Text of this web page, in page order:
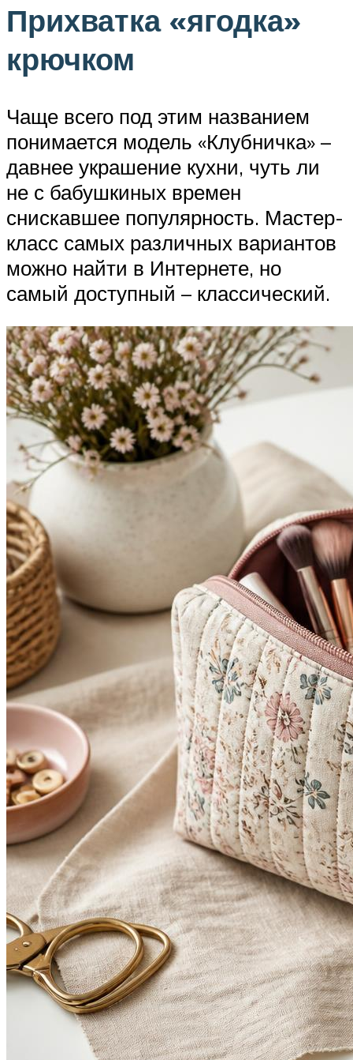
Прихватка «ягодка»
крючком
Чаще всего под этим названием
понимается модель «Клубничка» –
давнее украшение кухни, чуть ли
не с бабушкиных времен
снискавшее популярность. Мастер-
класс самых различных вариантов
можно найти в Интернете, но
самый доступный – классический.